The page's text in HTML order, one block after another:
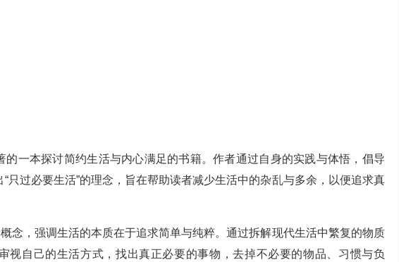
的一本探讨简约生活与内心满足的书籍。作者通过自身的实践与体悟，倡导
只过必要生活”的理念，旨在帮助读者减少生活中的杂乱与多余，以便追求真
念，强调生活的本质在于追求简单与纯粹。通过拆解现代生活中繁复的物质
视自己的生活方式，找出真正必要的事物，去掉不必要的物品、习惯与负